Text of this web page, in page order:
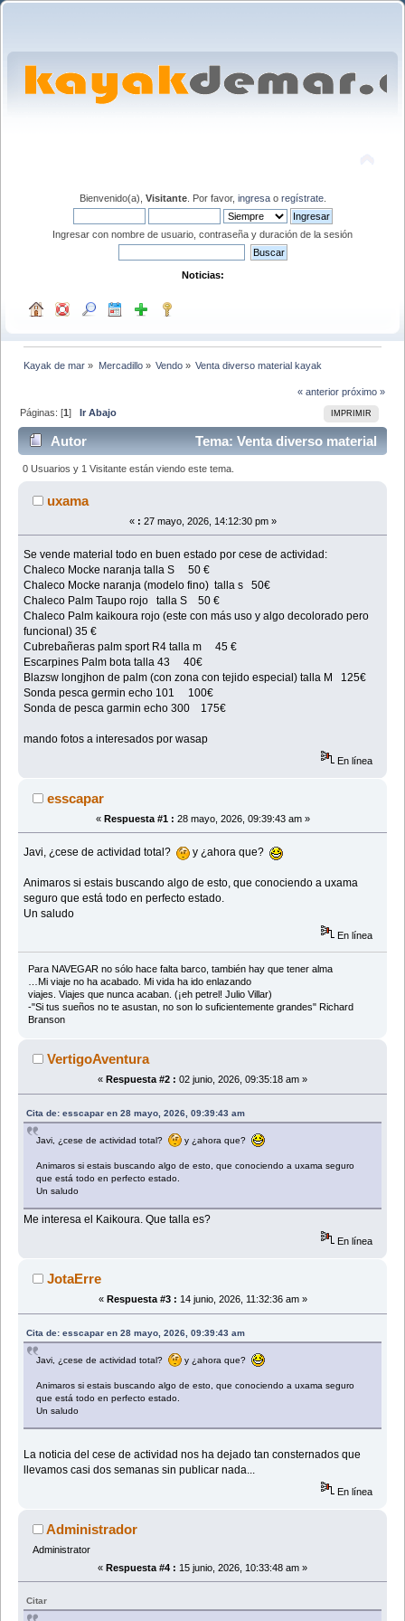
Bienvenido(a), Visitante. Por favor, ingresao regístrate.
Ingresar con nombre de usuario, contraseña y duración de la sesión
Noticias:
Kayak de mar » Mercadillo» Vendo» Venta diverso material kayak
« anterior próximo »
IMPRIMIR
Páginas: [1]Ir Abajo
Autor
Tema: Venta diverso material
kayak (Leído 3087 veces)
0 Usuarios y 1 Visitante están viendo este tema.
uxama
« : 27 mayo, 2026, 14:12:30 pm »
Se vende material todo en buen estado por cese de actividad:
Chaleco Mocke naranja talla S 50 €
Chaleco Mocke naranja (modelo fino) talla s 50€
Chaleco Palm Taupo rojo talla S 50 €
Chaleco Palm kaikoura rojo (este con más uso y algo decolorado pero
funcional) 35 €
Cubrebañeras palm sport R4 talla m 45 €
Escarpines Palm bota talla 43 40€
Blazsw longjhon de palm (con zona con tejido especial) talla M 125€
Sonda pesca germin echo 101 100€
Sonda de pesca garmin echo 300 175€
mando fotos a interesados por wasap
En línea
esscapar
« Respuesta #1 : 28 mayo, 2026, 09:39:43 am »
Javi, ¿cese de actividad total? y ¿ahora que?
Animaros si estais buscando algo de esto, que conociendo a uxama
seguro que está todo en perfecto estado.
Un saludo
En línea
Para NAVEGAR no sólo hace falta barco, también hay que tener alma
…Mi viaje no ha acabado. Mi vida ha ido enlazando
viajes. Viajes que nunca acaban. (¡eh petrel! Julio Villar)
-"Si tus sueños no te asustan, no son lo suficientemente grandes" Richard
Branson
VertigoAventura
« Respuesta #2 : 02 junio, 2026, 09:35:18 am »
Cita de: esscapar en 28 mayo, 2026, 09:39:43 am
Javi, ¿cese de actividad total? y ¿ahora que?
Animaros si estais buscando algo de esto, que conociendo a uxama seguro
que está todo en perfecto estado.
Un saludo
Me interesa el Kaikoura. Que talla es?
En línea
JotaErre
« Respuesta #3 : 14 junio, 2026, 11:32:36 am »
Cita de: esscapar en 28 mayo, 2026, 09:39:43 am
Javi, ¿cese de actividad total? y ¿ahora que?
Animaros si estais buscando algo de esto, que conociendo a uxama seguro
que está todo en perfecto estado.
Un saludo
La noticia del cese de actividad nos ha dejado tan consternados que
llevamos casi dos semanas sin publicar nada...
En línea
Administrador
Administrator
« Respuesta #4 : 15 junio, 2026, 10:33:48 am »
Citar